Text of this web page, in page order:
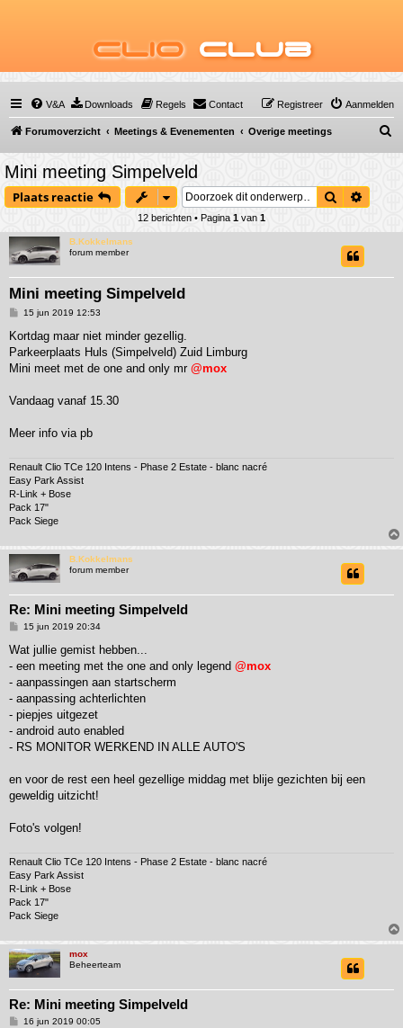
Clio Club
V&A Downloads Regels Contact Aanmelden
Registreer
Forumoverzicht Meetings & Evenementen Overige meetings
o
Mini meeting Simpelveld
Plaats reactie Zoek
12 berichten • Pagina 1 van 1
B.Kokkelmans
forum member
Mini meeting Simpelveld
B
r
c
h
15 jun 2019 12:53
Kortdag maar niet minder gezellig.
Parkeerplaats Huls (Simpelveld) Zuid Limburg
Mini meet met de one and only mr @mox
Vandaag vanaf 15.30
Meer info via pb
Renault Clio TCe 120 Intens - Phase 2 Estate - blanc nacré
Easy Park Assist
R-Link + Bose
Pack 17"
Pack Siege
B.Kokkelmans
forum member
Re: Mini meeting Simpelveld
B
r
c
h
15 jun 2019 20:34
Wat jullie gemist hebben...
- een meeting met the one and only legend @mox
- aanpassingen aan startscherm
- aanpassing achterlichten
- piepjes uitgezet
- android auto enabled
- RS MONITOR WERKEND IN ALLE AUTO'S
en voor de rest een heel gezellige middag met blije gezichten bij een
geweldig uitzicht!
Foto's volgen!
Renault Clio TCe 120 Intens - Phase 2 Estate - blanc nacré
Easy Park Assist
R-Link + Bose
Pack 17"
Pack Siege
mox
Beheerteam
Re: Mini meeting Simpelveld
B16 jun 2019 00:05